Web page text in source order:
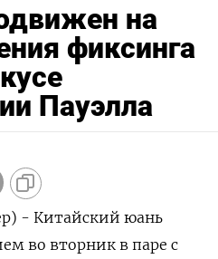
на
фиксинга
Пауэлла
- Китайский юань
во вторник в паре с